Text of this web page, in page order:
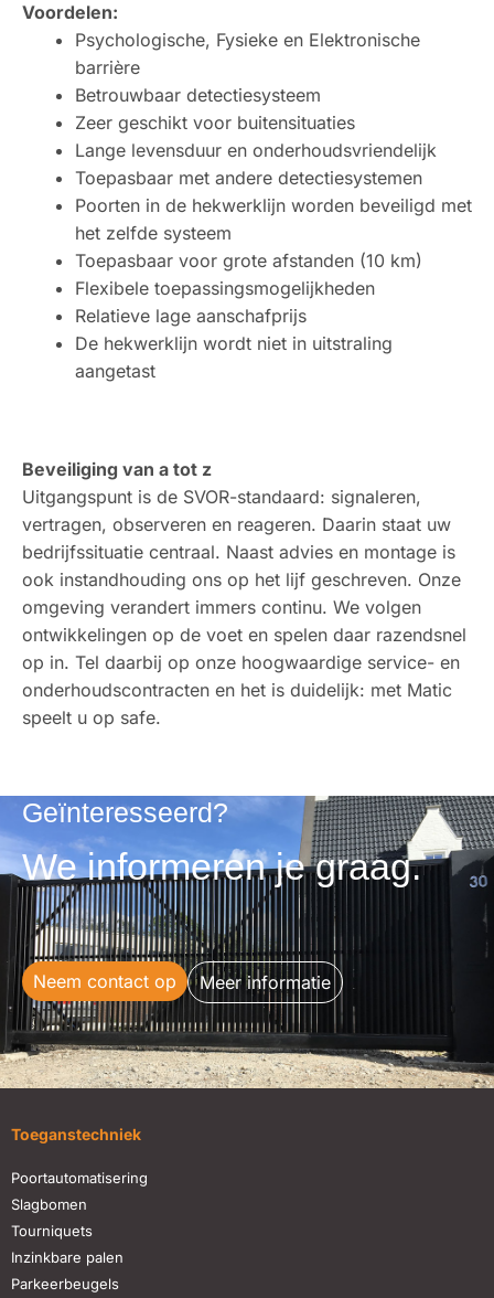
Voordelen:
Psychologische, Fysieke en Elektronische
barrière
Betrouwbaar detectiesysteem
Zeer geschikt voor buitensituaties
Lange levensduur en onderhoudsvriendelijk
Toepasbaar met andere detectiesystemen
Poorten in de hekwerklijn worden beveiligd met
het zelfde systeem
Toepasbaar voor grote afstanden (10 km)
Flexibele toepassingsmogelijkheden
Relatieve lage aanschafprijs
De hekwerklijn wordt niet in uitstraling
aangetast
Beveiliging van a tot z
Uitgangspunt is de SVOR-standaard: signaleren,
vertragen, observeren en reageren. Daarin staat uw
bedrijfssituatie centraal. Naast advies en montage is
ook instandhouding ons op het lijf geschreven. Onze
omgeving verandert immers continu. We volgen
ontwikkelingen op de voet en spelen daar razendsnel
op in. Tel daarbij op onze hoogwaardige service- en
onderhoudscontracten en het is duidelijk: met Matic
speelt u op safe.
Geïnteresseerd?
We informeren je graag.
Neem contact op Meer informatie
Toeganstechniek
Poortautomatisering
Slagbomen
Tourniquets
Inzinkbare palen
Parkeerbeugels